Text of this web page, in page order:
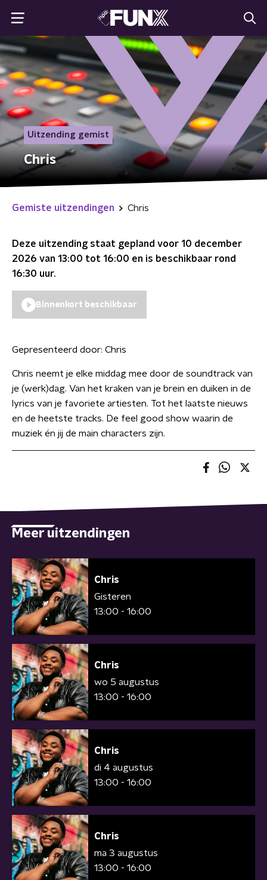
Uitzending gemist
Chris
Gemiste uitzendingen Chris
Deze uitzending staat gepland voor 10 december
2026 van 13:00 tot 16:00 en is beschikbaar rond
16:30 uur.
Binnenkort beschikbaar
Gepresenteerd door: Chris
Chris neemt je elke middag mee door de soundtrack van
je (werk)dag. Van het kraken van je brein en duiken in de
lyrics van je favoriete artiesten. Tot het laatste nieuws
en de heetste tracks. De feel good show waarin de
muziek én jij de main characters zijn.
Meer uitzendingen
Chris
Gisteren
13:00 - 16:00
Chris
wo 5 augustus
13:00 - 16:00
Chris
di 4 augustus
13:00 - 16:00
Chris
ma 3 augustus
13:00 - 16:00